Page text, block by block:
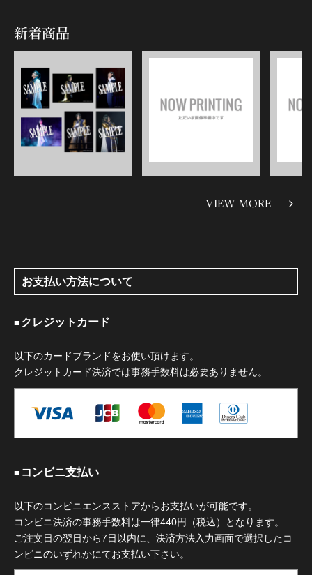
新着商品
VIEW MORE
お支払い方法について
クレジットカード
以下のカードブランドをお使い頂けます。
クレジットカード決済では事務手数料は必要ありません。
コンビニ支払い
以下のコンビニエンスストアからお支払いが可能です。
コンビニ決済の事務手数料は一律440円（税込）となります。
ご注文日の翌日から7日以内に、決済方法入力画面で選択したコ
ンビニのいずれかにてお支払い下さい。